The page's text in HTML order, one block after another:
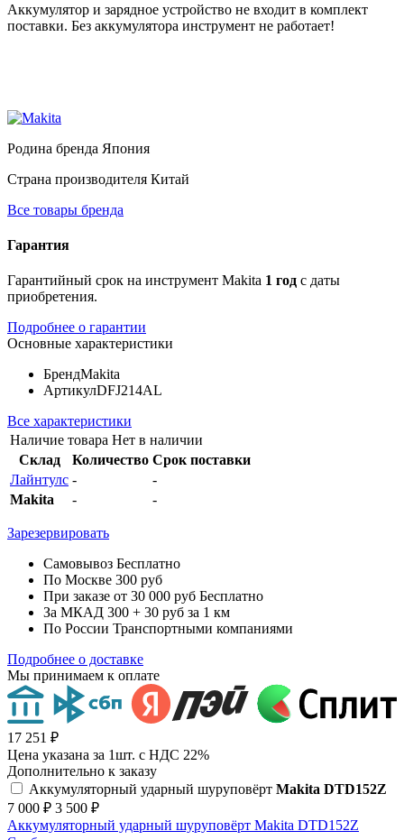
Аккумулятор и зарядное устройство не входит в комплект
поставки. Без аккумулятора инструмент не работает!
Родина бренда Япония
Страна производителя Китай
Все товары бренда
Гарантия
Гарантийный срок на инструмент Makita 1 год с даты
приобретения.
Подробнее о гарантии
Основные характеристики
БрендMakita
АртикулDFJ214AL
Все характеристики
Наличие товара Нет в наличии
Склад
Количество Срок поставки
Лайнтулс -
-
Makita
- -
Зарезервировать
Самовывоз Бесплатно
По Москве 300 руб
При заказе от 30 000 руб Бесплатно
За МКАД 300 + 30 руб за 1 км
По России Транспортными компаниями
Подробнее о доставке
Мы принимаем к оплате
17 251 ₽
Цена указана за 1шт. с НДС 22%
Дополнительно к заказу
Аккумуляторный ударный шуруповёрт Makita DTD152Z
7 000 ₽ 3 500 ₽
Аккумуляторный ударный шуруповёрт Makita DTD152Z